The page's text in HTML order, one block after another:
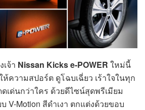
จ้า Nissan Kicks e-POWER ใหม่นี้
ความสปอร์ต ดูโฉบเฉี่ยว เร้าใจในทุก
ด่นกว่าใคร ด้วยดีไซน์สุดพรีเมียม
V-Motion สีดำเงา ตกแต่งด้วยขอบ